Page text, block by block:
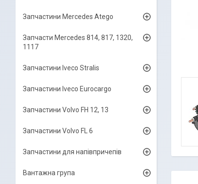
Запчастини Mercedes Atego
Запчасти Mercedes 814, 817, 1320,
1117
Запчастини Iveco Stralis
Запчастини Iveco Eurocargo
Запчастини Volvo FH 12, 13
Запчастини Volvo FL 6
Запчастини для напівпричепів
Вантажна група